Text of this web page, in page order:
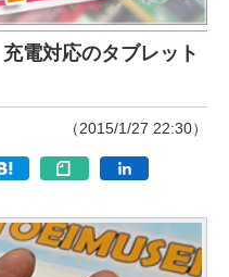
電対応のタブレット
（2015/1/27 22:30）